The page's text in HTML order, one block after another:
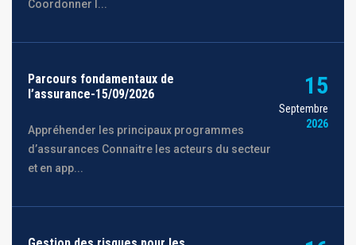
Coordonner l...
Parcours fondamentaux de
l’assurance-15/09/2026
Appréhender les principaux programmes
d’assurances Connaitre les acteurs du secteur
et en app...
15
Septembre
2026